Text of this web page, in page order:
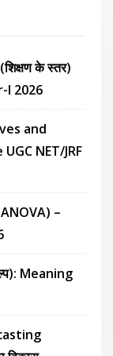
के स्तर)
I 2026
and
NET/JRF
–
Meaning